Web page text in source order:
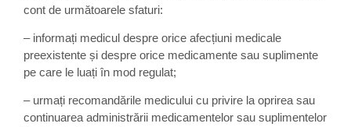
cont de următoarele sfaturi:
– informați medicul despre orice afecțiuni medicale
preexistente și despre orice medicamente sau suplimente
pe care le luați în mod regulat;
– urmați recomandările medicului cu privire la oprirea sau
continuarea administrării medicamentelor sau suplimentelor